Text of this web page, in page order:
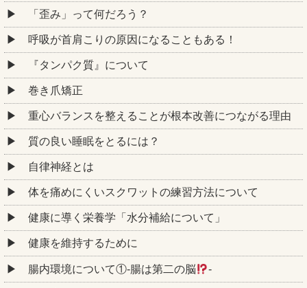
「歪み」って何だろう？
呼吸が首肩こりの原因になることもある！
『タンパク質』について
巻き爪矯正
重心バランスを整えることが根本改善につながる理由
質の良い睡眠をとるには？
自律神経とは
体を痛めにくいスクワットの練習方法について
健康に導く栄養学「水分補給について」
健康を維持するために
腸内環境について①‐腸は第二の脳 ‐